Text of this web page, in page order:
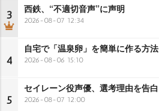
3 西鉄、“不適切音声”に声明
2026-08-07 12:34
4
自宅で「温泉卵」を簡単に作る方法
2026-08-06 15:10
5
セイレーン役声優、選考理由を告白
2026-08-07 12:00